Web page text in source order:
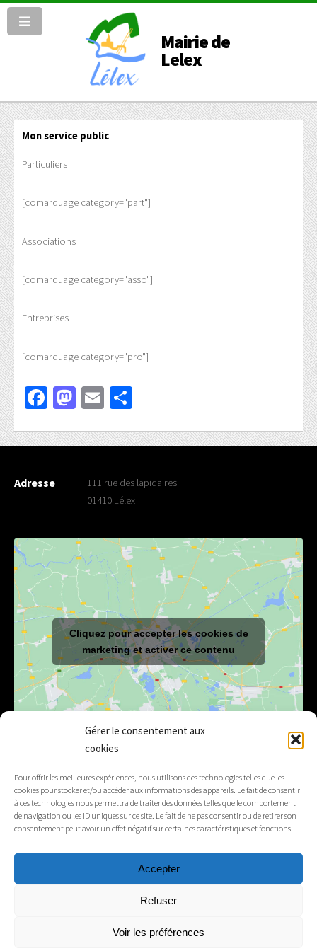
Gérer le consentement aux
cookies
Pour offrir les meilleures expériences, nous utilisons des technologies telles que les
cookies pour stocker et/ou accéder aux informations des appareils. Le fait de consentir
à ces technologies nous permettra de traiter des données telles que le comportement
de navigation ou les ID uniques sur ce site. Le fait de ne pas consentir ou de retirer son
consentement peut avoir un effet négatif sur certaines caractéristiques et fonctions.
Accepter
Refuser
Voir les préférences
Mairie de
Lelex
Mon service public
Particuliers
[comarquage category="part"]
Associations
[comarquage category="asso"]
Entreprises
[comarquage category="pro"]
Facebook
Mastodon
Email
Adresse
111 rue des lapidaires
01410 Lélex
Cliquez pour accepter les cookies de
marketing et activer ce contenu
Tél. 04 50 20 91 15
Mentions légales